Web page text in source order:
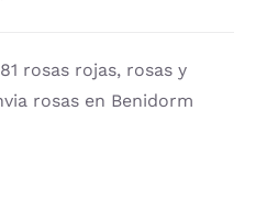
rosas rojas, rosas y
rosas en Benidorm